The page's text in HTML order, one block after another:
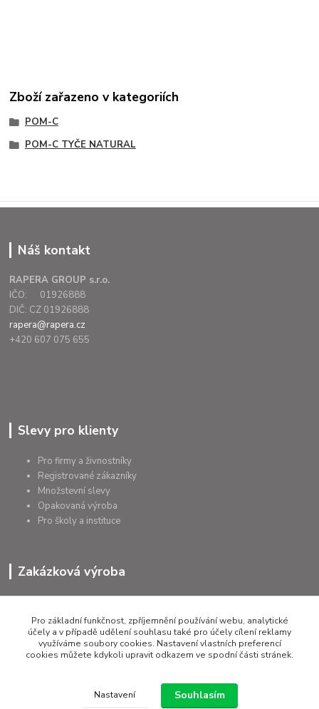
Zboží zařazeno v kategoriích
POM-C
POM-C TYČE NATURAL
Náš kontakt
RAPERA GROUP s.r.o.
IČO: 01926888
DIČ: CZ 01926888
rapera@rapera.cz
+420 607 075 655
Slevy pro klienty
Pro firmy a živnostníky
Registrované zákazníky
Množstevní slevy
Opakovaná výroba
Pro školy a instituce
Zakázková výroba
Přířezy na míru
Tolerance dle požadavků
Atesty
Poradenství
Pro základní funkčnost, zpříjemnění používání webu, analytické
účely a v případě udělení souhlasu také pro účely cílení reklamy
využíváme soubory cookies. Nastavení vlastních preferencí
cookies můžete kdykoli upravit odkazem ve spodní části stránek.
Nastavení Souhlasím